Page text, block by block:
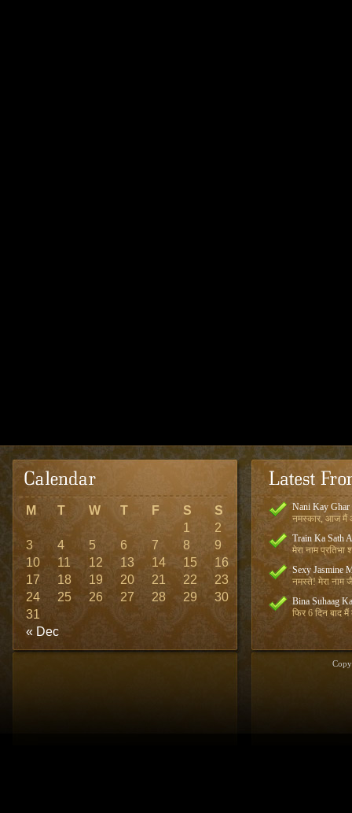
M T W T F S S
« Dec
1
2
3
4 5 6 7 8
9
10
11 12 13 14 15
16
17
18 19 20 21 22
23
24
25 26 27 28 29
30
31
Nani Kay Ghar
नमस्कार, आज मैं
Train Ka Sath
मेरा नाम प्रतिभा
Sexy Jasmine
नमस्ते! मेरा नाम
Bina Suhaag
फिर 6 दिन बाद